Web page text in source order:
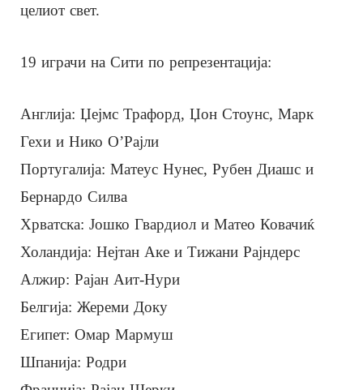
целиот свет.
19 играчи на Сити по репрезентација:
Англија: Џејмс Трафорд, Џон Стоунс, Марк
Гехи и Нико О’Рајли
Португалија: Матеус Нунес, Рубен Диашс и
Бернардо Силва
Хрватска: Јошко Гвардиол и Матео Ковачиќ
Холандија: Нејтан Аке и Тижани Рајндерс
Алжир: Рајан Аит-Нури
Белгија: Жереми Доку
Египет: Омар Мармуш
Шпанија: Родри